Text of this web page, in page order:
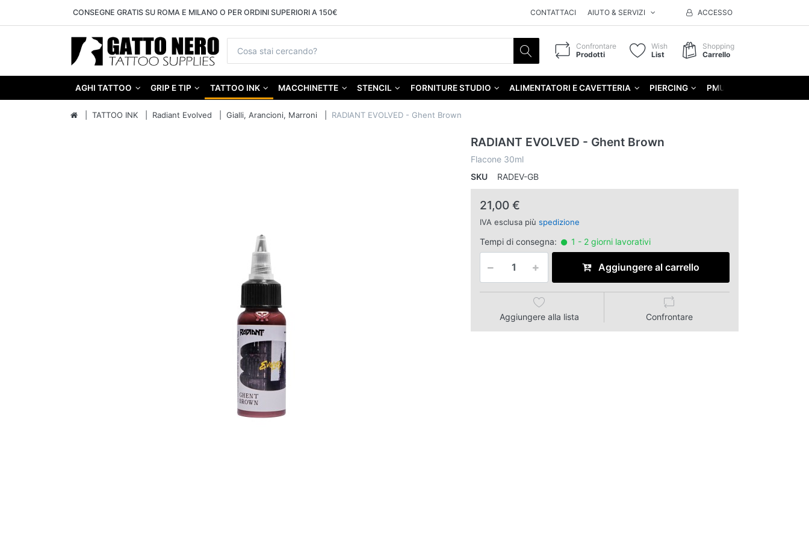
CONSEGNE GRATIS SU ROMA E MILANO O PER ORDINI SUPERIORI A 150€ CONTATTACI AIUTO & SERVIZI ACCESSO
Confrontare
Prodotti
Wish
List
Shopping
Carrello
AGHI TATTOO GRIP E TIP TATTOO INK MACCHINETTE STENCIL FORNITURE STUDIO ALIMENTATORI E CAVETTERIA PIERCING PMU
TATTOO INK Radiant Evolved Gialli, Arancioni, Marroni RADIANT EVOLVED - Ghent Brown
RADIANT EVOLVED - Ghent Brown
Flacone 30ml
SKU
RADEV-GB
21,00 €
IVA esclusa più spedizione
Tempi di consegna: 1 - 2 giorni lavorativi
Aggiungere al carrello
Aggiungere alla lista Confrontare